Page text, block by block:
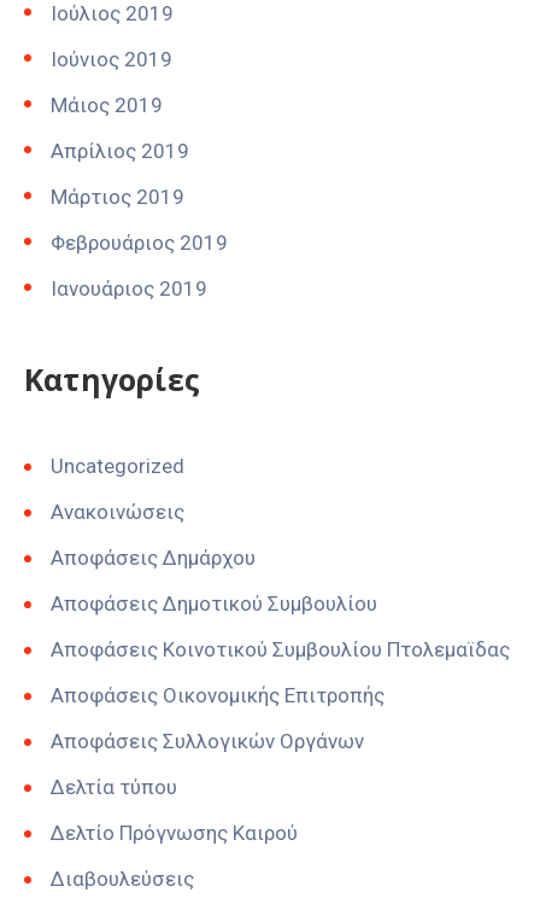
Ιούλιος 2019
Ιούνιος 2019
Μάιος 2019
Απρίλιος 2019
Μάρτιος 2019
Φεβρουάριος 2019
Ιανουάριος 2019
Kατηγορίες
Uncategorized
Ανακοινώσεις
Αποφάσεις Δημάρχου
Αποφάσεις Δημοτικού Συμβουλίου
Αποφάσεις Κοινοτικού Συμβουλίου Πτολεμαϊδας
Αποφάσεις Οικονομικής Επιτροπής
Αποφάσεις Συλλογικών Οργάνων
Δελτία τύπου
Δελτίο Πρόγνωσης Καιρού
Διαβουλεύσεις